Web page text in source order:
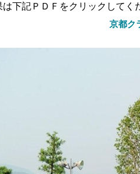
は下記ＰＤＦをクリックしてく
京都ク